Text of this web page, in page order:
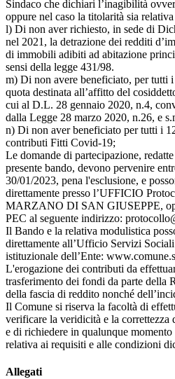
Sindaco che dichiari l’inagibilità
oppure nel caso la titolarità sia
l) Di non aver richiesto, in sede di
nel 2021, la detrazione dei redditi
di immobili adibiti ad abitazione
sensi della legge 431/98.
m) Di non avere beneficiato, per tutti
quota destinata all’affitto del
cui al D.L. 28 gennaio 2020, n.4,
dalla Legge 28 marzo 2020, n.26, e
n) Di non aver beneficiato per tutti i
contributi Fitti Covid-19;
Le domande di partecipazione,
presente bando, devono pervenire
30/01/2023, pena l'esclusione, e
direttamente presso l’UFFICIO
MARZANO DI SAN GIUSEPPE,
PEC al seguente indirizzo:
Il Bando e la relativa modulistica
direttamente all’Ufficio Servizi
istituzionale dell’Ente:
L'erogazione dei contributi da
trasferimento dei fondi da parte della
della fascia di reddito nonché
Il Comune si riserva la facoltà di
verificare la veridicità e la
e di richiedere in qualunque
relativa ai requisiti e alle condizioni
Allegati